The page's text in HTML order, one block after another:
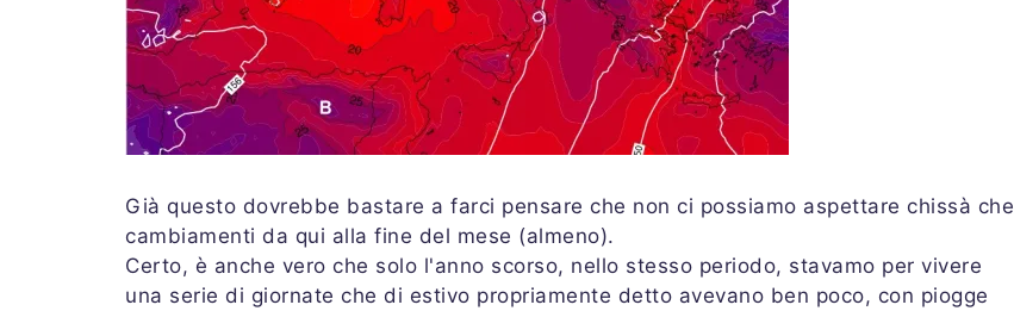
Già questo dovrebbe bastare a farci pensare che non ci possiamo aspettare chissà che
cambiamenti da qui alla fine del mese (almeno).
Certo, è anche vero che solo l'anno scorso, nello stesso periodo, stavamo per vivere
una serie di giornate che di estivo propriamente detto avevano ben poco, con piogge